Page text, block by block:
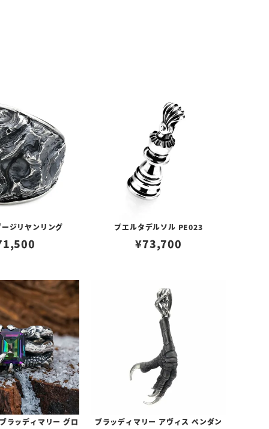
ジリヤンリング プエルタデルソル PE023
¥73,700
ラッディマリー グロ
ブラッディマリー アヴィス ペンダン